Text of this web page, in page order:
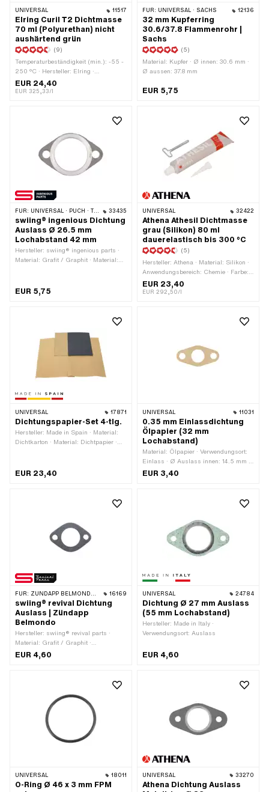
UNIVERSAL 11517
Elring Curil T2 Dichtmasse
70 ml (Polyurethan) nicht
aushärtend grün
(9)
Temperaturbeständigkeit (min.): -55 -
250 °C · Hersteller: Elring ·
Anwendungsbereich: Chemie · Inhalt:
70 ml · Farbe: grün · Spaltmass
EUR 24,40
EUR 325,33/l
FÜR: UNIVERSAL · SACHS 12136
32 mm Kupferring
30.6/37.8 Flammenrohr |
Sachs
(5)
Material: Kupfer · Ø innen: 30.6 mm ·
Ø aussen: 37.8 mm
EUR 5,75
FÜR: UNIVERSAL · PUCH · TOMOS 33435
swiing® ingenious Dichtung
Auslass Ø 26.5 mm
Lochabstand 42 mm
Hersteller: swiing® ingenious parts ·
Material: Grafit / Graphit · Material:
Befestigungsloch: 6.5 mm · Anzahl
EUR 5,75
UNIVERSAL 32422
Athena Athesil Dichtmasse
grau (Silikon) 80 ml
dauerelastisch bis 300 °C
(5)
Hersteller: Athena · Material: Silikon ·
Anwendungsbereich: Chemie · Farbe:
grau · Inhalt: 80 ml ·
Temperaturbeständigkeit (min.): -40 -
EUR 23,40
EUR 292,50/l
UNIVERSAL 17871
Dichtungspapier-Set 4-tlg.
Hersteller: Made in Spain · Material:
Dichtkarton · Material: Dichtpapier ·
mm · Dicke: 1.2 mm
EUR 23,40
UNIVERSAL 11031
0.35 mm Einlassdichtung
Ölpapier (32 mm
Lochabstand)
Material: Ölpapier · Verwendungsort:
Einlass · Ø Auslass innen: 14.5 mm ·
Lochabstand Einlass: 32 mm · Dicke:
0.35 mm
EUR 3,40
FÜR: ZÜNDAPP BELMONDO · ZÜNDAPP 16169
swiing® revival Dichtung
Auslass | Zündapp
Belmondo
Hersteller: swiing® revival parts ·
Material: Grafit / Graphit ·
Verwendungsort: Auslass · Ø innen:
25 mm · Ø aussen: 38.3 mm ·
· Anzahl Befestigungspunkte: 2 Stk. ·
Befestigungsloch: 7.1 mm
EUR 4,60
UNIVERSAL 24784
Dichtung Ø 27 mm Auslass
(55 mm Lochabstand)
Hersteller: Made in Italy ·
Verwendungsort: Auslass
EUR 4,60
UNIVERSAL 18011
O-Ring Ø 46 x 3 mm FPM
UNIVERSAL 33270
Athena Dichtung Auslass